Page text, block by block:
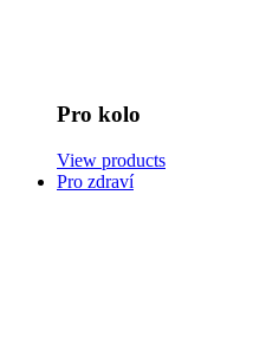
Pro kolo
View products
Pro zdraví